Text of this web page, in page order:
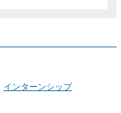
インターンシップ